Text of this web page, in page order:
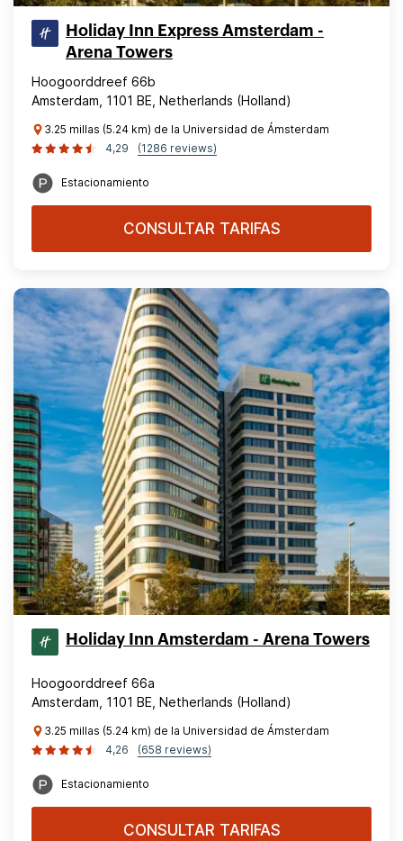
Holiday Inn Express Amsterdam -
Arena Towers
Hoogoorddreef 66b
Amsterdam, 1101 BE, Netherlands (Holland)
3.25 millas (5.24 km) de la Universidad de Ámsterdam
4,29
(1286 reviews)
Estacionamiento
CONSULTAR TARIFAS
Holiday Inn Amsterdam - Arena Towers
Hoogoorddreef 66a
Amsterdam, 1101 BE, Netherlands (Holland)
3.25 millas (5.24 km) de la Universidad de Ámsterdam
4,26
(658 reviews)
Estacionamiento
CONSULTAR TARIFAS